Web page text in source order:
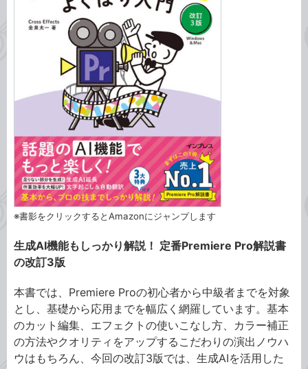
※書影をクリックするとAmazonにジャンプします
生成AI機能もしっかり解説！ 定番Premiere Pro解説書
の改訂3版
本書では、Premiere Proの初心者から中級者までを対象
とし、基礎から応用までを幅広く網羅しています。基本
のカット編集、エフェクトの使いこなし方、カラー補正
の方法やクオリティをアップするこだわりの演出ノウハ
ウはもちろん、今回の改訂3版では、生成AIを活用した